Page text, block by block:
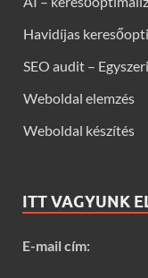
Havidíjas
SEO audit –
Weboldal elemzés
Weboldal készítés
ITT VAGYUNK
E-mail cím: